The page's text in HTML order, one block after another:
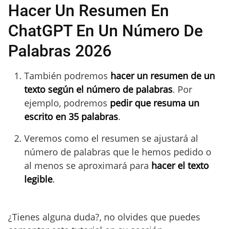
Hacer Un Resumen En
ChatGPT En Un Número De
Palabras 2026
También podremos hacer un resumen de un
texto según el número de palabras. Por
ejemplo, podremos pedir que resuma un
escrito en 35 palabras.
Veremos como el resumen se ajustará al
número de palabras que le hemos pedido o
al menos se aproximará para hacer el texto
legible.
¿Tienes alguna duda?, no olvides que puedes